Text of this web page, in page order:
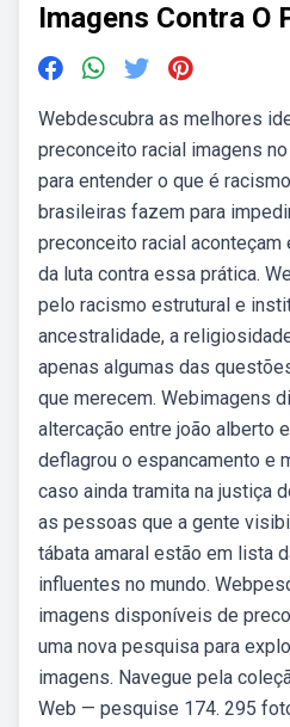
Imagens Contra O
Webdescubra as melhores
preconceito racial imagens
para entender o que é
brasileiras fazem para
preconceito racial aconteçam
da luta contra essa prática.
pelo racismo estrutural e
ancestralidade, a
apenas algumas das
que merecem. Webimagens
altercação entre joão alberto
deflagrou o espancamento e
caso ainda tramita na justiça
as pessoas que a gente
tábata amaral estão em lista
influentes no mundo.
imagens disponíveis de
uma nova pesquisa para
imagens. Navegue pela
Web — pesquise 174. 295